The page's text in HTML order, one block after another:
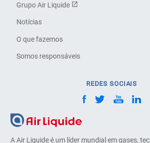
A Air Liquide é um líder mundial em gases,
Grupo Air Liquide
Notícias
O que fazemos
Somos responsáveis
REDES SOCIAIS